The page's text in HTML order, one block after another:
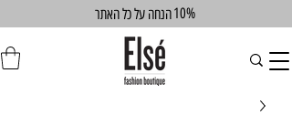
הנחה על כל האתר10%